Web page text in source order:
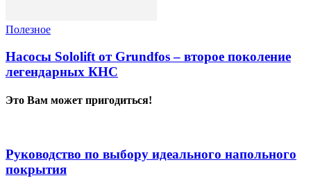
Полезное
Насосы Sololift от Grundfos – второе поколение
легендарных КНС
Это Вам может пригодиться!
Руководство по выбору идеального напольного
покрытия